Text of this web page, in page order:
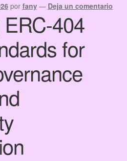
por fany — Deja un comentario
404
for